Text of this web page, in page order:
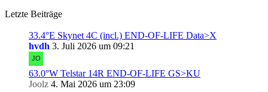
Letzte Beiträge
33.4°E Skynet 4C (incl.) END-OF-LIFE Data>X
hvdh 3. Juli 2026 um 09:21
63.0°W Telstar 14R END-OF-LIFE GS>KU
Joolz 4. Mai 2026 um 23:09